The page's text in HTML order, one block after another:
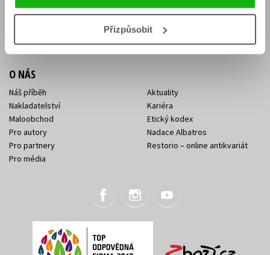
Přizpůsobit
KONTAKTY
Sídlo společnosti
Kontakty Albatros Media
O NÁS
Náš příběh
Nakladatelství
Maloobchod
Pro autory
Pro partnery
Pro média
Aktuality
Kariéra
Etický kodex
Nadace Albatros
Restorio – online antikvariát